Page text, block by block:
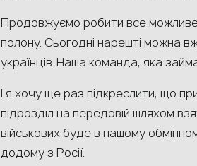
Продовжуємо робити все
полону. Сьогодні нарешті можна
українців. Наша команда, яка
І я хочу ще раз підкреслити, що
підрозділ на передовій шляхом
військових буде в нашому
додому з Росії.